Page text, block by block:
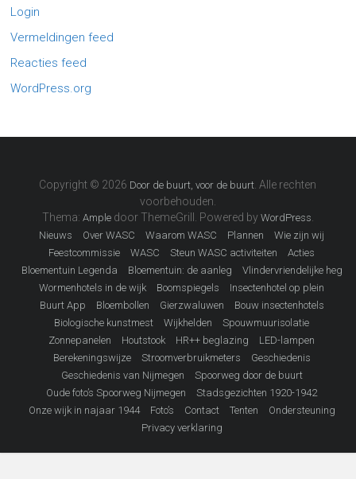
Login
Vermeldingen feed
Reacties feed
WordPress.org
Copyright © 2026 Door de buurt, voor de buurt . Alle rechten
voorbehouden.
Thema: Ampledoor ThemeGrill. Powered by WordPress
Nieuws Over WASC Waarom WASC Plannen
Wie zijn wij
Feestcommissie
WASC Steun WASC activiteiten
Acties
Bloementuin Legenda
Bloementuin: de aanleg
Vlindervriendelijke heg
Wormenhotels in de wijk
Boomspiegels
Insectenhotel op plein
Buurt App
Bloembollen Gierzwaluwen
Bouw insectenhotels
Biologische kunstmest
Wijkhelden
Spouwmuurisolatie
Zonnepanelen
Houtstook HR++ beglazing
LED-lampen
Berekeningswijze
Stroomverbruikmeters
Geschiedenis
Geschiedenis van Nijmegen
Spoorweg door de buurt
Oude foto’s Spoorweg Nijmegen
Stadsgezichten 1920-1942
Onze wijk in najaar 1944
Foto’s Contact Tenten
Ondersteuning
Privacy verklaring